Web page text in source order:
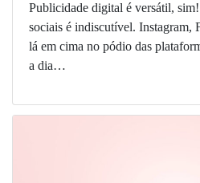
Publicidade digital é versátil,
sociais é indiscutível. Instagram,
lá em cima no pódio das
a dia…